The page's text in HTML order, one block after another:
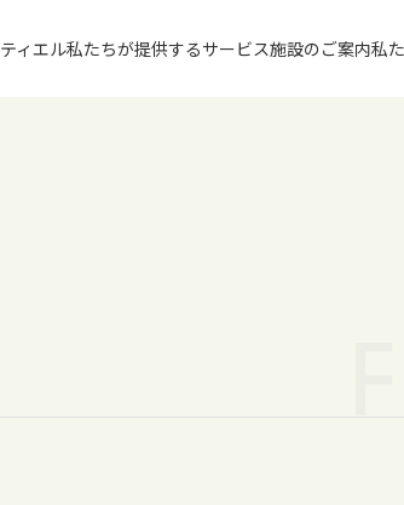
ティエル私たちが提供するサービス施設のご案内私